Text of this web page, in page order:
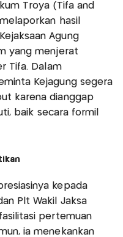
Troya (Tifa and
hasil
Agung
yang menjerat
Tifa. Dalam
Kejagung segera
karena dianggap
baik secara formil
kepada
Plt Wakil Jaksa
pertemuan
ia menekankan